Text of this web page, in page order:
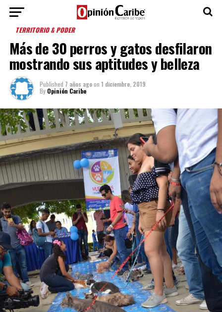
TERRITORIO & PODER
Más de 30 perros y gatos desfilaron
mostrando sus aptitudes y belleza
Published 7 años agoon 1 diciembre, 2019
By Opinión Caribe